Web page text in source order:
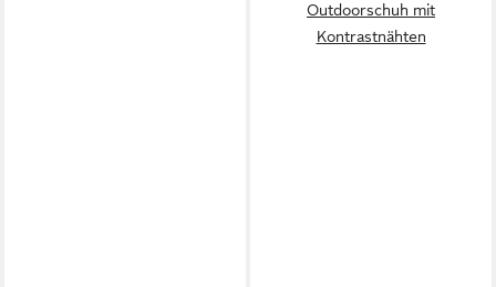
Outdoorschuh mit
Kontrastnähten